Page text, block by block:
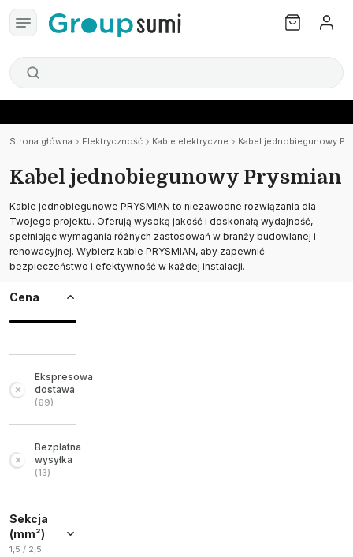
Strona główna Elektryczność Kable elektryczne Kabel jednobiegunowy
Kabel jednobiegunowy Prysmian
Kable jednobiegunowe PRYSMIAN to niezawodne rozwiązania dla
Twojego projektu. Oferują wysoką jakość i doskonałą wydajność,
spełniając wymagania różnych zastosowań w branży budowlanej i
renowacyjnej. Wybierz kable PRYSMIAN, aby zapewnić
bezpieczeństwo i efektywność w każdej instalacji.
Cena
Ekspresowa
dostawa
(69)
Bezpłatna
wysyłka
(13)
Sekcja
(mm²)
1,5 / 2,5